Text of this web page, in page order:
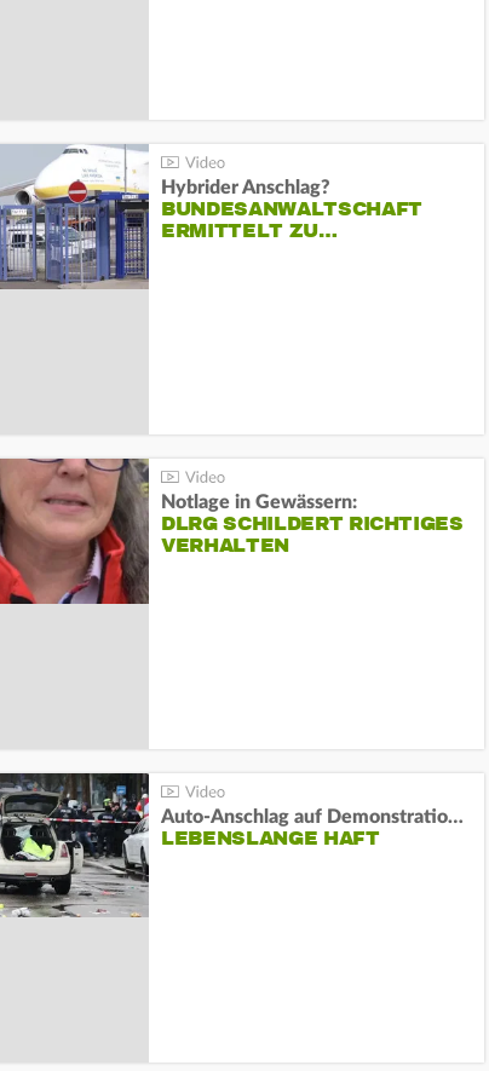
Hybrider Anschlag?
BUNDESANWALTSCHAFT
ERMITTELT ZU…
Notlage in Gewässern:
DLRG SCHILDERT RICHTIGES
VERHALTEN
Auto-Anschlag auf Demonstration in München:
LEBENSLANGE HAFT